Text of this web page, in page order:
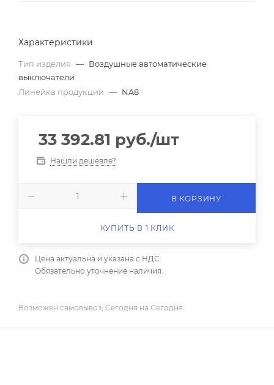
Характеристики
Тип изделия — Воздушные автоматические
выключатели
Линейка продукции — NA8
33 392.81 руб./шт
Нашли дешевле?
В КОРЗИНУ
КУПИТЬ В 1 КЛИК
Цена актуальна и указана с НДС.
Обязательно уточнение наличия.
Возможен самовывоз, Сегодня на Сегодня.